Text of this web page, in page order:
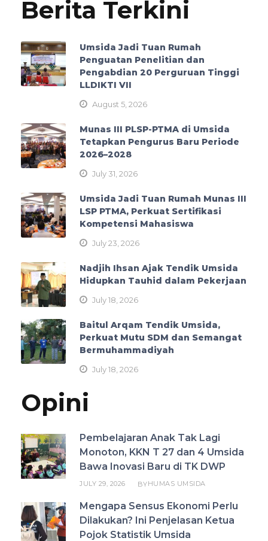
Berita Terkini
Umsida Jadi Tuan Rumah
Penguatan Penelitian dan
Pengabdian 20 Perguruan Tinggi
LLDIKTI VII
August 5, 2026
Munas III PLSP-PTMA di Umsida
Tetapkan Pengurus Baru Periode
2026–2028
July 31, 2026
Umsida Jadi Tuan Rumah Munas III
LSP PTMA, Perkuat Sertifikasi
Kompetensi Mahasiswa
July 23, 2026
Nadjih Ihsan Ajak Tendik Umsida
Hidupkan Tauhid dalam Pekerjaan
July 18, 2026
Baitul Arqam Tendik Umsida,
Perkuat Mutu SDM dan Semangat
Bermuhammadiyah
July 18, 2026
Opini
Pembelajaran Anak Tak Lagi
Monoton, KKN T 27 dan 4 Umsida
Bawa Inovasi Baru di TK DWP
JULY 29, 2026 BYHUMAS UMSIDA
Mengapa Sensus Ekonomi Perlu
Dilakukan? Ini Penjelasan Ketua
Pojok Statistik Umsida